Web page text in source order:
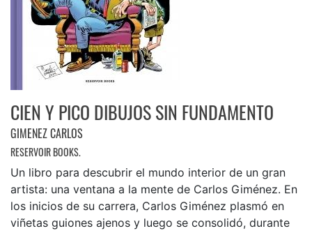
CIEN Y PICO DIBUJOS SIN FUNDAMENTO
GIMENEZ CARLOS
RESERVOIR BOOKS.
Un libro para descubrir el mundo interior de un gran
artista: una ventana a la mente de Carlos Giménez. En
los inicios de su carrera, Carlos Giménez plasmó en
viñetas guiones ajenos y luego se consolidó, durante